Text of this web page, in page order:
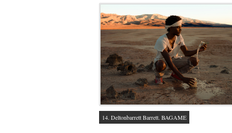
14. Deltonbarrett Barrett. BAGAME